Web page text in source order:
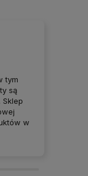
tym
są
w